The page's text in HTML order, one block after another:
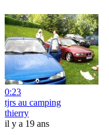
0:23
tjrs au camping
thierry
il y a 19 ans